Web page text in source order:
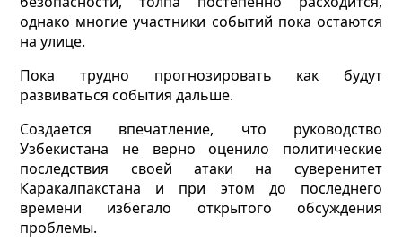
однако многие участники событий пока остаются
на улице.
Пока трудно прогнозировать как будут
развиваться события дальше.
Создается впечатление, что руководство
Узбекистана не верно оценило политические
последствия своей атаки на суверенитет
Каракалпакстана и при этом до последнего
времени избегало открытого обсуждения
проблемы.